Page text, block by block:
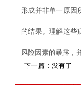
形成并非单一原因
的结果。理解这些
风险因素的暴露，
下一篇：没有了